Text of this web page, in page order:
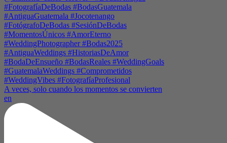
A veces, solo cuando los momentos se convierten
en